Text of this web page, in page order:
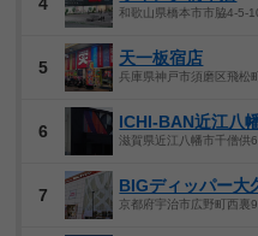
4 和歌山県橋本市市脇4-5-
5 天一板宿店
兵庫県神戸市須磨区飛松
6 ICHI-BAN近江八
滋賀県近江八幡市千僧供
7 BIGディッパー大
京都府宇治市広野町西裏